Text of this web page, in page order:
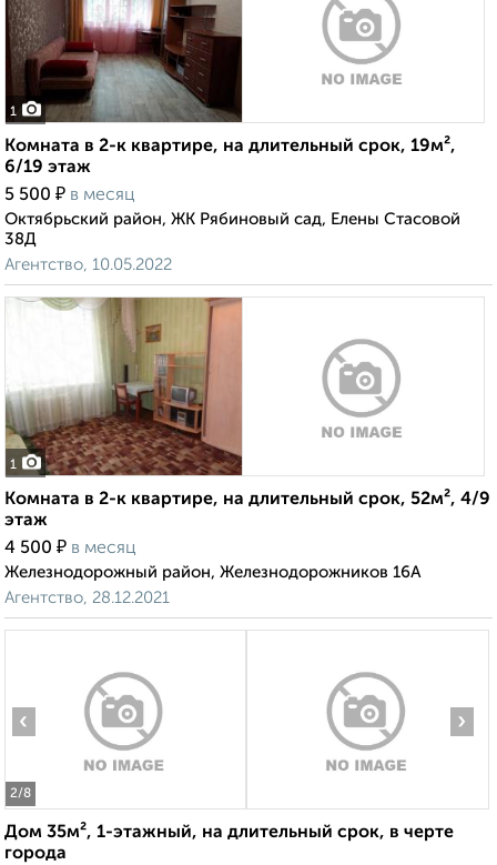
1
Комната в 2-к квартире, на длительный срок, 19м²,
6/19 этаж
5 500 ₽ в месяц
Октябрьский район, ЖК Рябиновый сад, Елены Стасовой
38Д
Агентство, 10.05.2022
1
Комната в 2-к квартире, на длительный срок, 52м², 4/9
этаж
4 500 ₽ в месяц
Железнодорожный район, Железнодорожников 16А
Агентство, 28.12.2021
2/8
‹ ›
Дом 35м², 1-этажный, на длительный срок, в черте
города